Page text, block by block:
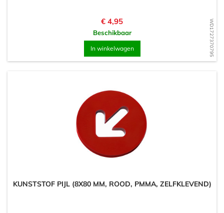
WD1727370795
Prijs
€ 4,95
Beschikbaar
In winkelwagen
KUNSTSTOF PIJL (8X80 MM, ROOD, PMMA, ZELFKLEVEND)